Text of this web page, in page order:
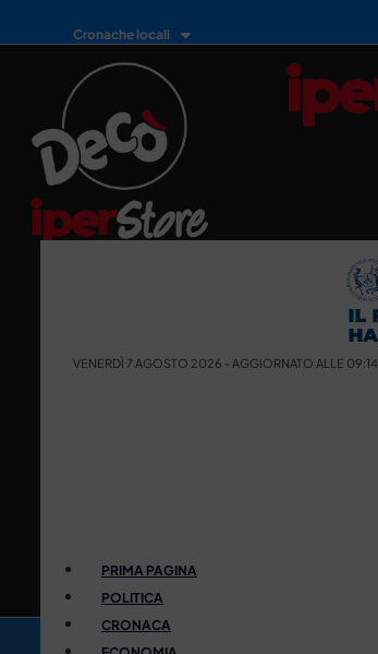
Cronache locali
VENERDÌ 7 AGOSTO 2026 - AGGIORNATO ALLE 09:14
PRIMA PAGINA
POLITICA
CRONACA